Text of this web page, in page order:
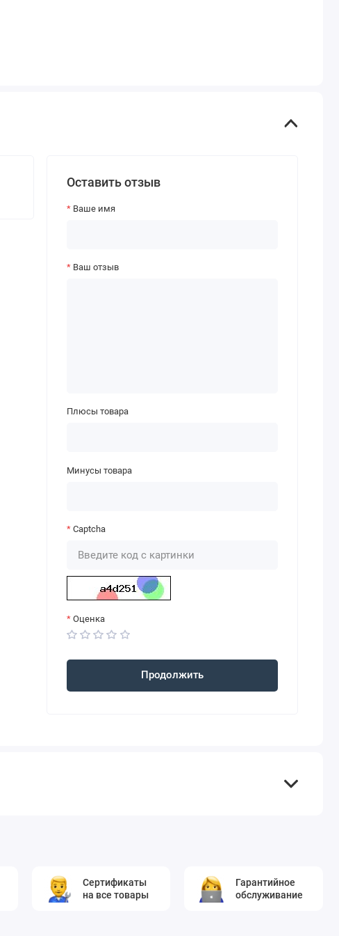
Оставить отзыв
Ваше имя
Ваш отзыв
Плюсы товара
Минусы товара
Captcha
Оценка
Продолжить
Сертификаты
на все товары
Гарантийное
обслуживание